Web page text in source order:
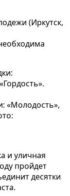
(Иркутск,
«Молодость»,
и уличная
пройдет
десятки